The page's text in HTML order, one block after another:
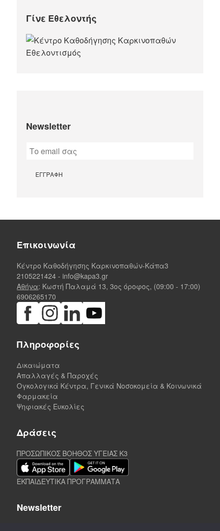
Γίνε Εθελοντής
Newsletter
Επικοινωνία
Κέντρο Καθοδήγησης Καρκινοπαθών-Κάπα3
2105221424 - info@kapa3.gr
Αθήνα: Κωστή Παλαμά 13, 3ος όροφος, (09:00 - 17:00)
6906265170
Πληροφορίες
Δικαιώματα
Απαλλαγές & Παροχές
Ογκολογικά Κέντρα, Γενικά Νοσοκομεία & Κοινωνικά
Φαρμακεία
Ψηφιακές Ευκολίες
Δράσεις
ΠΡΟΣΩΠΙΚΟΣ ΒΟΗΘΟΣ ΥΓΕΙΑΣ K3
ΕΚΠΑΙΔΕΥΤΙΚΑ ΠΡΟΓΡΑΜΜΑΤΑ
Newsletter